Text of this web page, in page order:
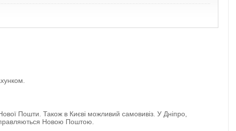
Пошти. Також в Києві можливий самовивіз. У Дніпро,
Новою Поштою.